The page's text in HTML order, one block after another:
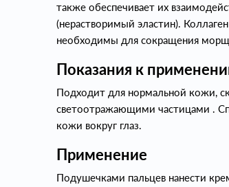
также обеспечивает их
(нерастворимый эластин).
необходимы для сокращения
Показания к
Подходит для нормальной кожи,
светоотражающими частицами .
кожи вокруг глаз.
Применение
Подушечками пальцев нанести